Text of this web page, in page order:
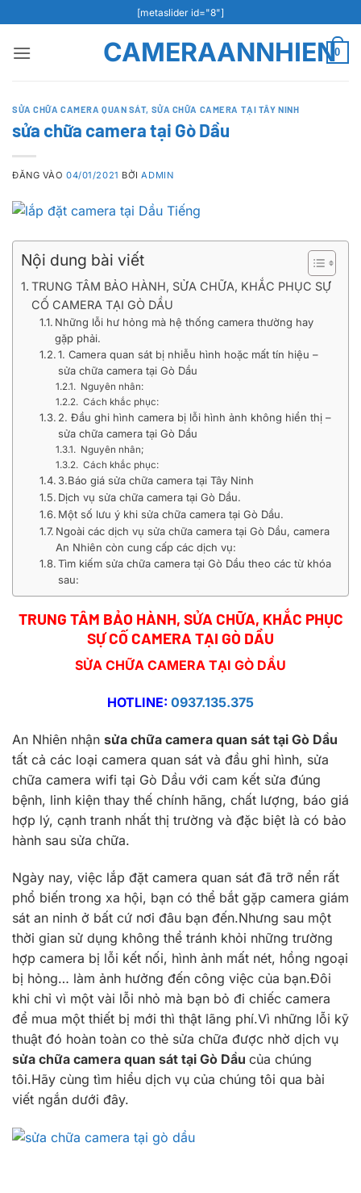
qua
nội
[metaslider id="8"]
CAMERAANNHIEN0
SỬA CHỮA CAMERA QUAN SÁT, SỬA CHỮA CAMERA TẠI TÂY NINH
sửa chữa camera tại Gò Dầu
ĐĂNG VÀO04/01/2021 BỞIADMIN
Nội dung bài viết
TRUNG TÂM BẢO HÀNH, SỬA CHỮA, KHẮC PHỤC SỰ
CỐ CAMERA TẠI GÒ DẦU
Những lỗi hư hỏng mà hệ thống camera thường hay
gặp phải.
1. Camera quan sát bị nhiễu hình hoặc mất tín hiệu –
sửa chữa camera tại Gò Dầu
Nguyên nhân:
Cách khắc phục:
2. Đầu ghi hình camera bị lỗi hình ảnh không hiển thị –
sửa chữa camera tại Gò Dầu
Nguyên nhân;
Cách khắc phục:
3.Báo giá sửa chữa camera tại Tây Ninh
Dịch vụ sửa chữa camera tại Gò Dầu.
Một số lưu ý khi sửa chữa camera tại Gò Dầu.
Ngoài các dịch vụ sửa chữa camera tại Gò Dầu, camera
An Nhiên còn cung cấp các dịch vụ:
Tìm kiếm sửa chữa camera tại Gò Dầu theo các từ khóa
sau:
TRUNG TÂM BẢO HÀNH, SỬA CHỮA, KHẮC PHỤC
SỰ CỐ CAMERA TẠI GÒ DẦU
SỬA CHỮA CAMERA TẠI GÒ DẦU
HOTLINE: 0937.135.375
An Nhiên nhận sửa chữa camera quan sát tại Gò Dầu
tất cả các loại camera quan sát và đầu ghi hình, sửa
chữa camera wifi tại Gò Dầu với cam kết sửa đúng
bệnh, linh kiện thay thế chính hãng, chất lượng, báo giá
hợp lý, cạnh tranh nhất thị trường và đặc biệt là có bảo
hành sau sửa chữa.
Ngày nay, việc lắp đặt camera quan sát đã trỡ nển rất
phổ biến trong xa hội, bạn có thể bắt gặp camera giám
sát an ninh ở bất cứ nơi đâu bạn đến.Nhưng sau một
thời gian sử dụng không thể tránh khỏi những trường
hợp camera bị lỗi kết nối, hình ảnh mất nét, hồng ngoại
bị hỏng… làm ảnh hưởng đến công việc của bạn.Đôi
khi chỉ vì một vài lỗi nhỏ mà bạn bỏ đi chiếc camera
để mua một thiết bị mới thì thật lãng phí.Vì những lỗi kỹ
thuật đó hoàn toàn co thẻ sửa chữa được nhờ dịch vụ
sửa chữa camera quan sát tại Gò Dầu của chúng
tôi.Hãy cùng tìm hiểu dịch vụ của chúng tôi qua bài
viết ngắn dưới đây.